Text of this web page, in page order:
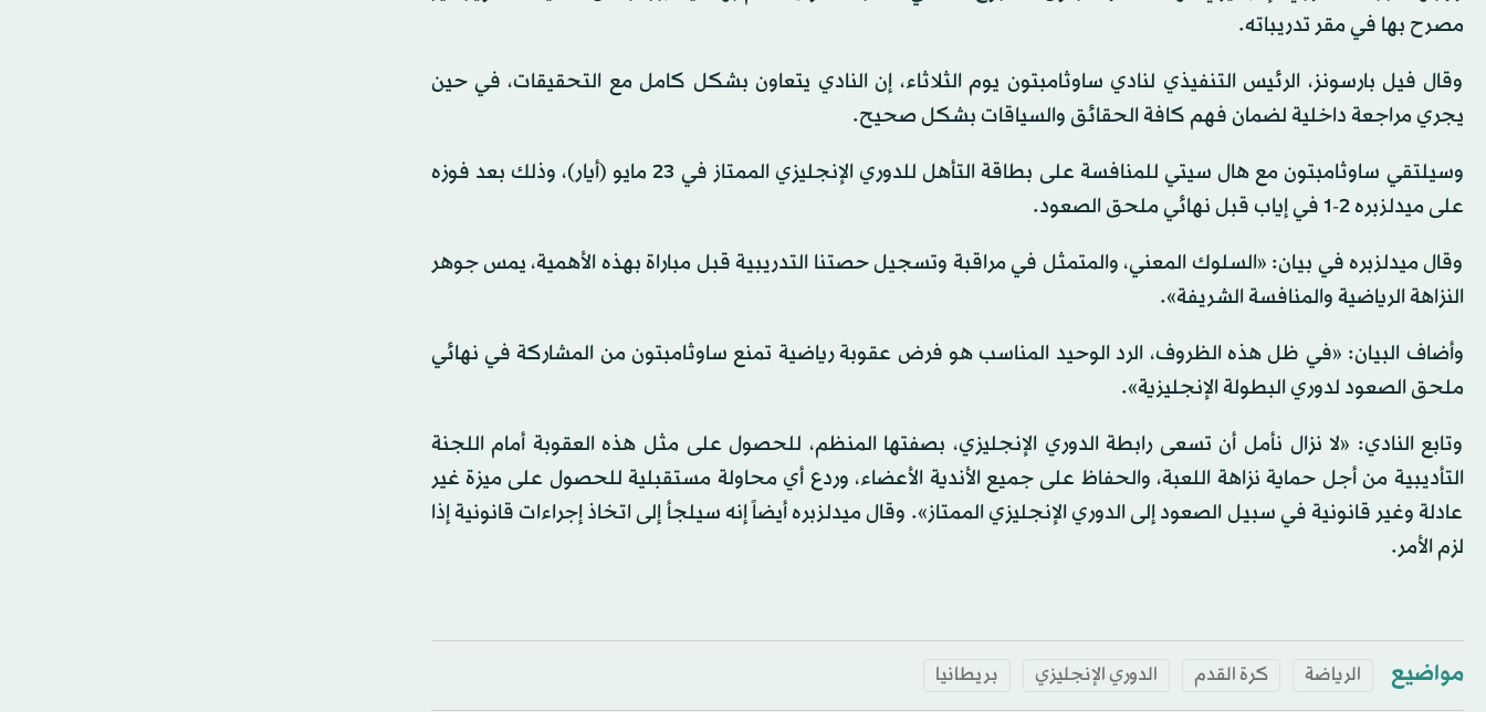
مصرح بها في مقر تدريباته.
وقال فيل بارسونز، الرئيس التنفيذي لنادي ساوثامبتون يوم الثلاثاء، إن النادي يتعاون بشكل كامل مع التحقيقات، في حين
يجري مراجعة داخلية لضمان فهم كافة الحقائق والسياقات بشكل صحيح.
وسيلتقي ساوثامبتون مع هال سيتي للمنافسة على بطاقة التأهل للدوري الإنجليزي الممتاز في 23 مايو (أيار)، وذلك بعد فوزه
على ميدلزبره 2-1 في إياب قبل نهائي ملحق الصعود.
وقال ميدلزبره في بيان: «السلوك المعني، والمتمثل في مراقبة وتسجيل حصتنا التدريبية قبل مباراة بهذه الأهمية، يمس جوهر
النزاهة الرياضية والمنافسة الشريفة».
وأضاف البيان: «في ظل هذه الظروف، الرد الوحيد المناسب هو فرض عقوبة رياضية تمنع ساوثامبتون من المشاركة في نهائي
ملحق الصعود لدوري البطولة الإنجليزية».
وتابع النادي: «لا نزال نأمل أن تسعى رابطة الدوري الإنجليزي، بصفتها المنظم، للحصول على مثل هذه العقوبة أمام اللجنة
التأديبية من أجل حماية نزاهة اللعبة، والحفاظ على جميع الأندية الأعضاء، وردع أي محاولة مستقبلية للحصول على ميزة غير
عادلة وغير قانونية في سبيل الصعود إلى الدوري الإنجليزي الممتاز». وقال ميدلزبره أيضاً إنه سيلجأ إلى اتخاذ إجراءات قانونية إذا
لزم الأمر.
مواضيع الرياضة كرة القدم الدوري الإنجليزي بريطانيا